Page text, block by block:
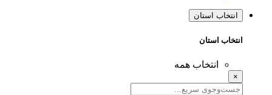
انتخاب استان
انتخاب استان
انتخاب همه
×